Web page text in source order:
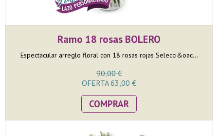
Ramo 18 rosas BOLERO
Espectacular arreglo floral con 18 rosas rojas Selecci&oac...
90,00 €
OFERTA 63,00 €
COMPRAR